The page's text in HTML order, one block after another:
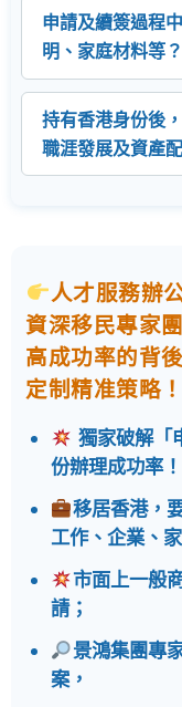
申請及續簽過程
明、家庭材料等？
持有香港身份後
職涯發展及資產
人才服務辦
資深移民專家
高成功率的背
定制精准策略！
獨家破解「
份辦理成功率！
移居香港，
工作、企業、
市面上一般
請；
景鴻集團專
案，